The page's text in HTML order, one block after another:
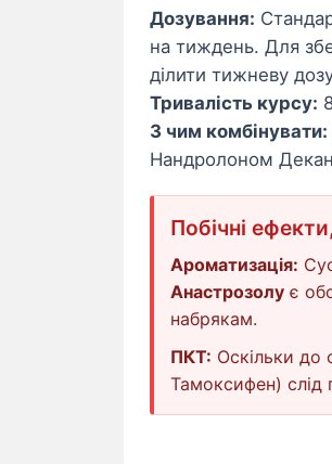
Дозування:
на тиждень. Для
ділити тижневу
Тривалість курсу:
З чим комбінувати:
Нандролоном
Побічні
Ароматизація:
Анастрозолу є
набрякам.
ПКТ: Оскільки до
Тамоксифен) слід